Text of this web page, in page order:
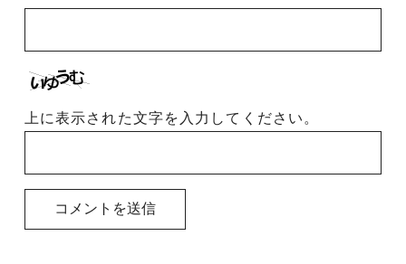
上に表示された文字を入力してください。